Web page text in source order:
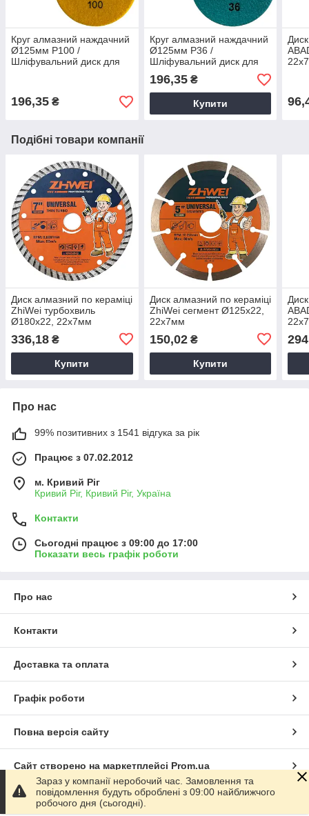
Круг алмазний наждачний
Ø125мм P100 /
Шліфувальний диск для
196,35 ₴
Круг алмазний наждачний
Ø125мм P36 /
Шліфувальний диск для
граніту, мармуру, плитки
та скла
196,35₴
Купити
Подібні товари компанії
Диск алмазний по кераміці
ZhiWei турбохвиль
Ø180х22, 22х7мм
336,18 ₴
Купити
Диск алмазний по кераміці
ZhiWei сегмент Ø125х22,
22х7мм
150,02₴
Купити
Про нас
99% позитивних з 1541 відгука за рік
Працює з 07.02.2012
м. Кривий Ріг
Кривий Ріг, Кривий Ріг, Україна
Контакти
Сьогодні працює з 09:00 до 17:00
Показати весь графік роботи
Про нас
Контакти
Доставка та оплата
Графік роботи
Повна версія сайту
Сайт створено на маркетплейсі Prom.ua
Політика конфіденційності
Зараз у компанії неробочий час. Замовлення та
повідомлення будуть оброблені з 09:00 найближчого
робочого дня (сьогодні).